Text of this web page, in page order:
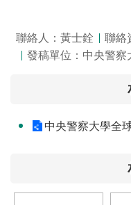
資
料
告
及
聯絡人：黃士銓
聯絡
發稿單位：中央警察
中央警察大學全